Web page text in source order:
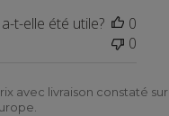
t-elle été utile?
0
0
avec livraison constaté sur